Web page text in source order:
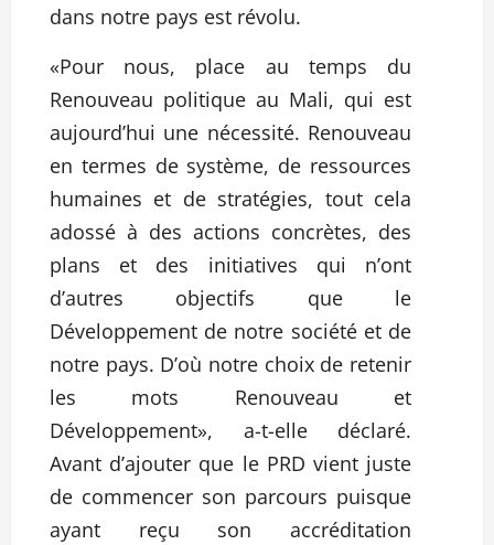
dans notre pays est révolu.
«Pour nous, place au temps du
Renouveau politique au Mali, qui est
aujourd’hui une nécessité. Renouveau
en termes de système, de ressources
humaines et de stratégies, tout cela
adossé à des actions concrètes, des
plans et des initiatives qui n’ont
d’autres objectifs que le
Développement de notre société et de
notre pays. D’où notre choix de retenir
les mots Renouveau et
Développement», a-t-elle déclaré.
Avant d’ajouter que le PRD vient juste
de commencer son parcours puisque
ayant reçu son accréditation